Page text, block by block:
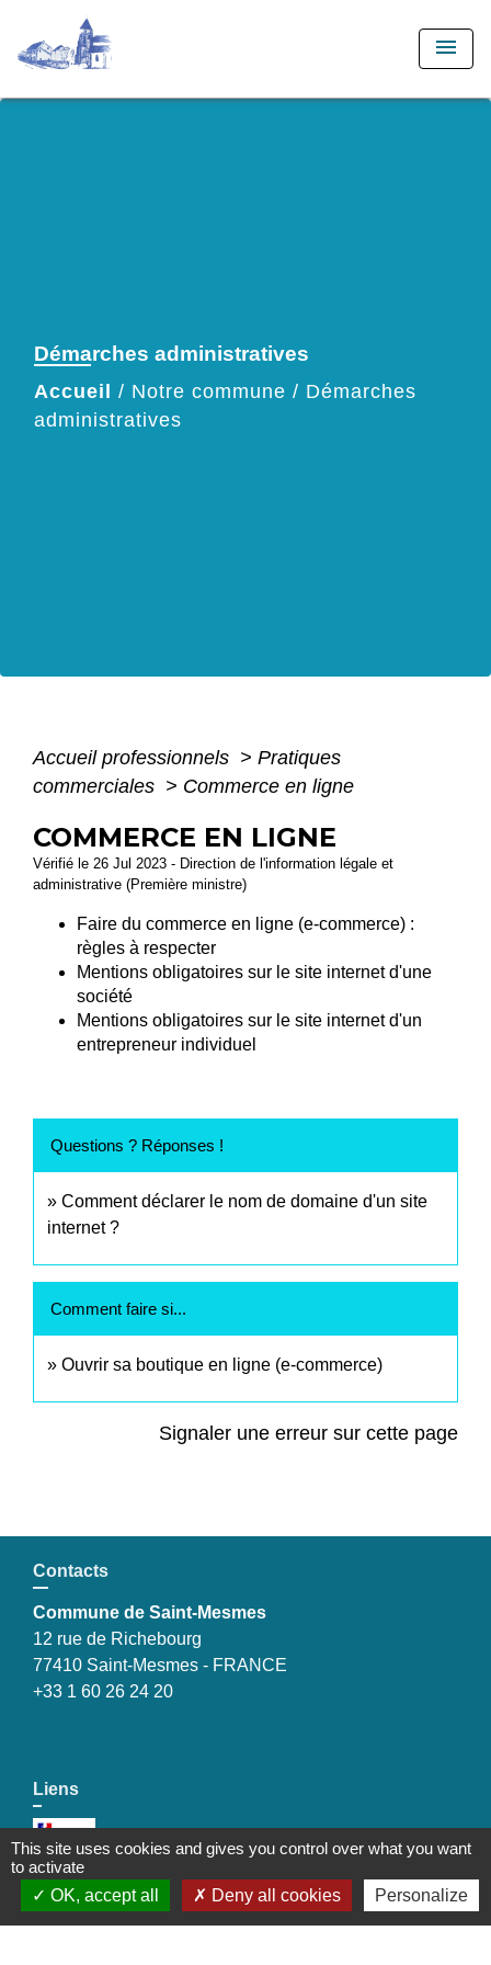
menu
Démarches administratives
Accueil / Notre commune / Démarches
administratives
Accueil professionnels > Pratiques
commerciales > Commerce en ligne
COMMERCE EN LIGNE
Vérifié le 26 Jul 2023 - Direction de l'information légale et
administrative (Première ministre)
Faire du commerce en ligne (e-commerce) :
règles à respecter
Mentions obligatoires sur le site internet d'une
société
Mentions obligatoires sur le site internet d'un
entrepreneur individuel
Questions ? Réponses !
Comment déclarer le nom de domaine d'un site
internet ?
Comment faire si...
Ouvrir sa boutique en ligne (e-commerce)
Signaler une erreur sur cette page
Contacts
Commune de Saint-Mesmes
12 rue de Richebourg
77410 Saint-Mesmes - FRANCE
+33 1 60 26 24 20
Liens
Région Ile de France
Seine-et-Marne
This site uses cookies and gives you control over what you want
to activate
OK, accept all
Deny all cookies Personalize